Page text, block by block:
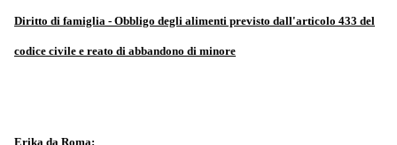
Diritto di famiglia - Obbligo degli alimenti previsto dall'articolo 433 del
codice civile e reato di abbandono di minore
Erika da Roma: